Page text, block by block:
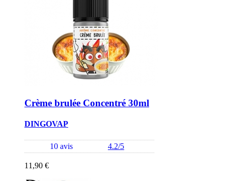
Crème brulée Concentré 30ml
DINGOVAP
10 avis 4.2/5
11,90 €